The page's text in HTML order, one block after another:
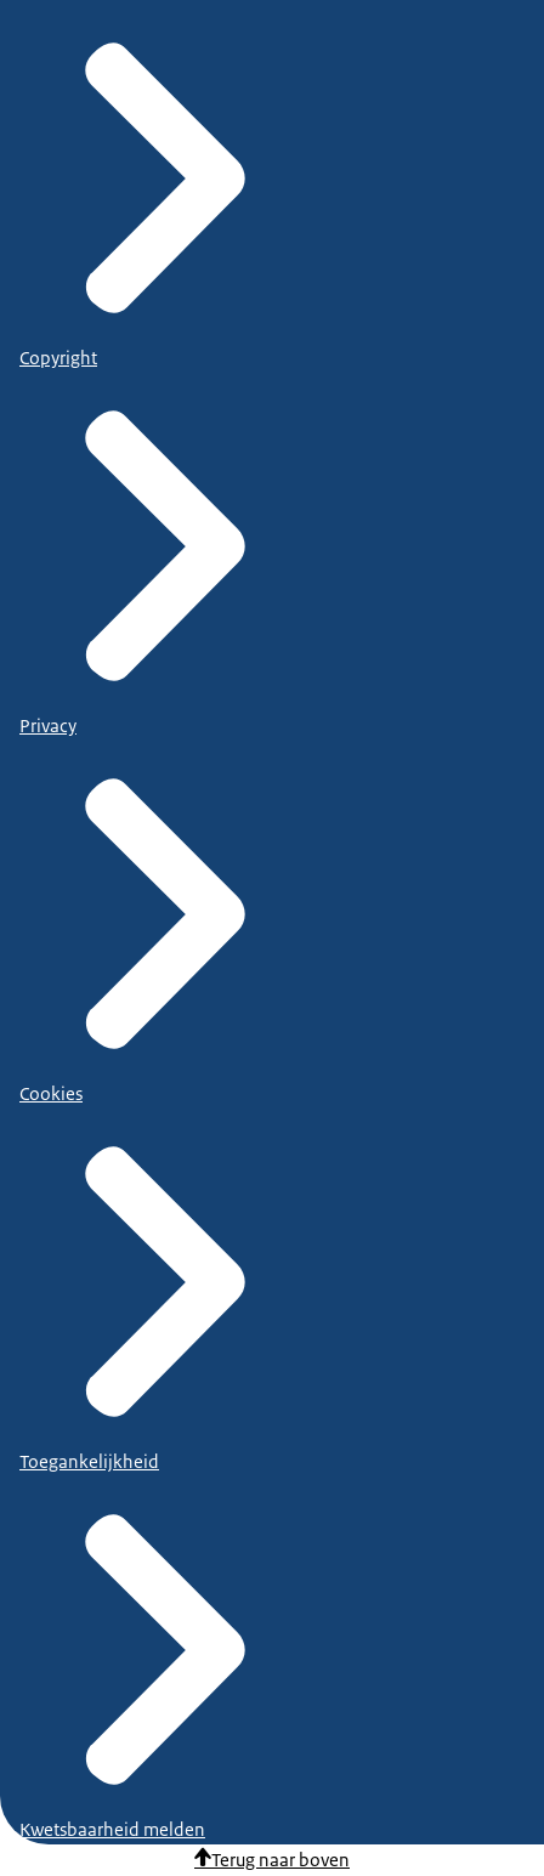
Copyright
Privacy
Cookies
Toegankelijkheid
Kwetsbaarheid melden
Terug naar boven